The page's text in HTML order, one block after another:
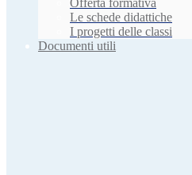
Offerta formativa
Le schede didattiche
I progetti delle classi
Documenti utili